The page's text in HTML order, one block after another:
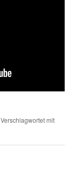
Verschlagwortet mit